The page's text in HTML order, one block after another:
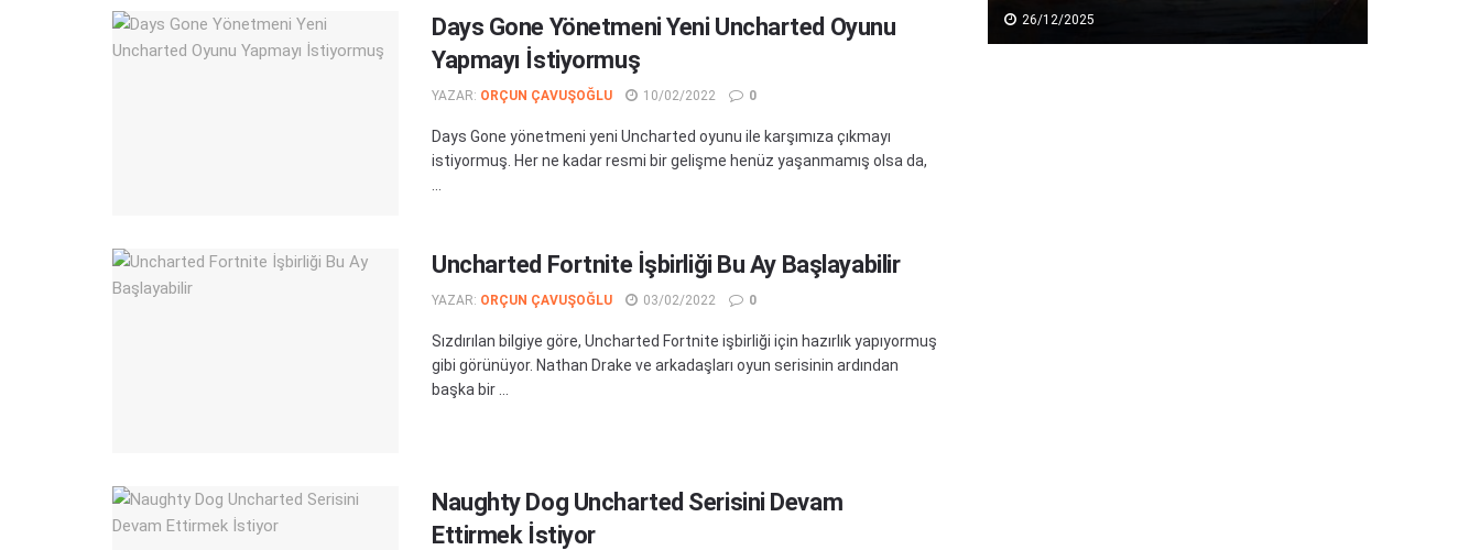
Days Gone Yönetmeni Yeni Uncharted Oyunu
Yapmayı İstiyormuş
YAZAR: ORÇUN ÇAVUŞOĞLU 10/02/2022 0
Days Gone yönetmeni yeni Uncharted oyunu ile karşımıza çıkmayı
istiyormuş. Her ne kadar resmi bir gelişme henüz yaşanmamış olsa da,
Uncharted Fortnite İşbirliği Bu Ay Başlayabilir
YAZAR: ORÇUN ÇAVUŞOĞLU 03/02/2022 0
Sızdırılan bilgiye göre, Uncharted Fortnite işbirliği için hazırlık yapıyormuş
gibi görünüyor. Nathan Drake ve arkadaşları oyun serisinin ardından
başka bir ...
Naughty Dog Uncharted Serisini Devam
Ettirmek İstiyor
26/12/2025